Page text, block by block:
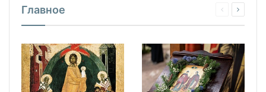
Главное